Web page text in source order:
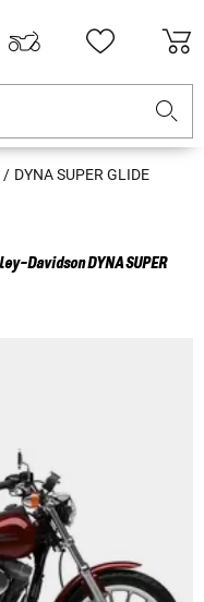
DYNA SUPER GLIDE
DavidsonDYNA SUPER